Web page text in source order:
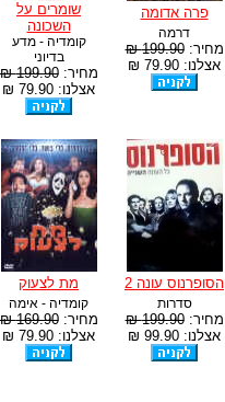
פרה אדומה
דרמה
מחיר:199.90 ₪
אצלנו: 79.90 ₪
שומרים על
השכונה
קומדיה - מדע
בדיוני
מחיר:199.90 ₪
אצלנו: 79.90 ₪
הסופרנוס עונה 2
סדרות
מחיר:199.90 ₪
אצלנו: 99.90 ₪
מת לצעוק
קומדיה - אימה
מחיר:169.90 ₪
אצלנו: 79.90 ₪